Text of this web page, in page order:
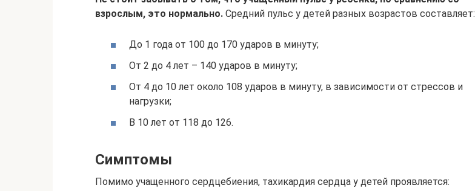
взрослым, это нормально. Средний пульс у детей разных возрастов составляет:
До 1 года от 100 до 170 ударов в минуту;
От 2 до 4 лет – 140 ударов в минуту;
От 4 до 10 лет около 108 ударов в минуту, в зависимости от стрессов и
нагрузки;
В 10 лет от 118 до 126.
Симптомы
Помимо учащенного сердцебиения, тахикардия сердца у детей проявляется: